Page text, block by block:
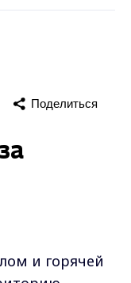
Поделиться
и горячей